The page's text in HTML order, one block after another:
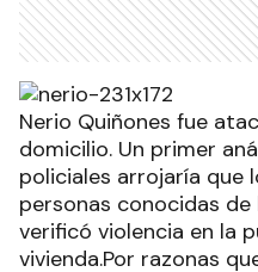
Nerio Quiñones fue
domicilio. Un primer
policiales arrojaría que
personas conocidas
verificó violencia en la
vivienda.Por razonas